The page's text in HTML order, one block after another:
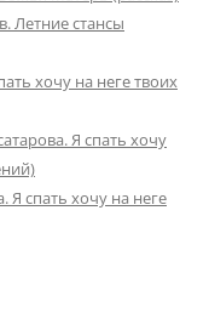
Летние стансы
хочу на неге твоих
Я спать хочу
Я спать хочу на неге